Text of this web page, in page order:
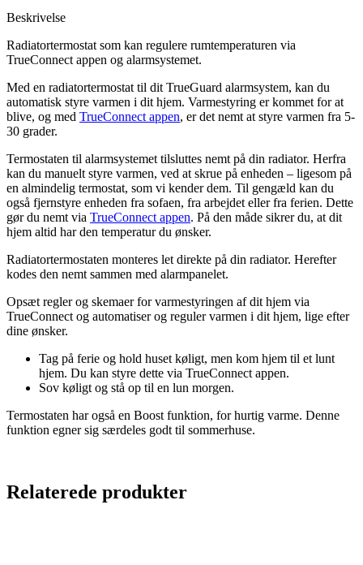
Beskrivelse
Radiatortermostat som kan regulere rumtemperaturen via
TrueConnect appen og alarmsystemet.
Med en radiatortermostat til dit TrueGuard alarmsystem, kan du
automatisk styre varmen i dit hjem. Varmestyring er kommet for at
blive, og med TrueConnect appen, er det nemt at styre varmen fra 5-
30 grader.
Termostaten til alarmsystemet tilsluttes nemt på din radiator. Herfra
kan du manuelt styre varmen, ved at skrue på enheden – ligesom på
en almindelig termostat, som vi kender dem. Til gengæld kan du
også fjernstyre enheden fra sofaen, fra arbejdet eller fra ferien. Dette
gør du nemt via TrueConnect appen. På den måde sikrer du, at dit
hjem altid har den temperatur du ønsker.
Radiatortermostaten monteres let direkte på din radiator. Herefter
kodes den nemt sammen med alarmpanelet.
Opsæt regler og skemaer for varmestyringen af dit hjem via
TrueConnect og automatiser og reguler varmen i dit hjem, lige efter
dine ønsker.
Tag på ferie og hold huset køligt, men kom hjem til et lunt
hjem. Du kan styre dette via TrueConnect appen.
Sov køligt og stå op til en lun morgen.
Termostaten har også en Boost funktion, for hurtig varme. Denne
funktion egner sig særdeles godt til sommerhuse.
Relaterede produkter